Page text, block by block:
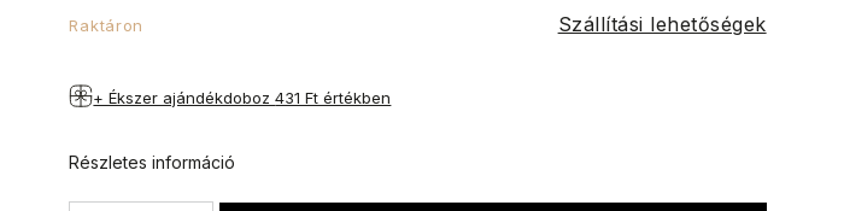
Raktáron Szállítási lehetőségek
+ Ékszer ajándékdoboz431 Ft értékben
Részletes információ